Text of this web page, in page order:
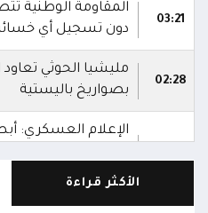
03:21
المقاومة الوطنية
دون تسجيل أي
02:28
مليشيا الحوثي
بصواريخ باليستية
الإعلام العسكري:
يقترفها العدو الحوثي
الأكثر قراءة